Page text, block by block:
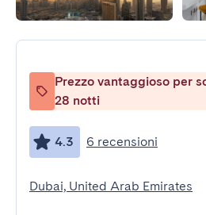
Prezzo vantaggioso per
28 notti
4.3 6 recensioni
Dubai, United Arab Emirates